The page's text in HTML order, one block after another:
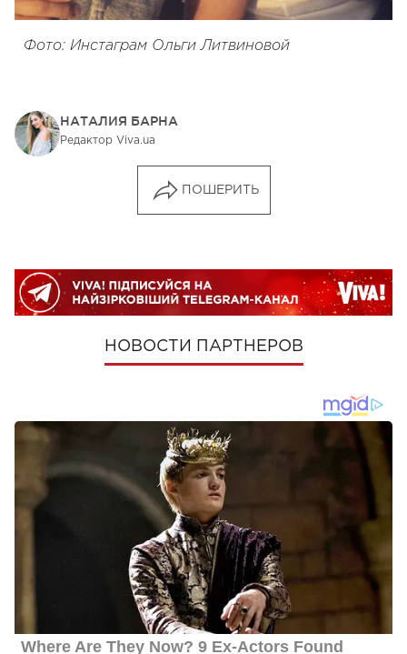
Фото: Инстаграм Ольги Литвиновой
НАТАЛИЯ БАРНА
Редактор Viva.ua
ПОШЕРИТЬ
НОВОСТИ ПАРТНЕРОВ